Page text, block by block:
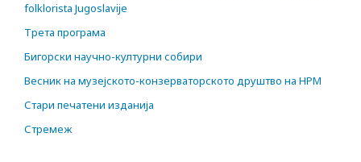
folklorista Jugoslavije
Трета програма
Бигорски научно-културни собири
Весник на музејското-конзерваторското друштво на НРМ
Стари печатени изданија
Стремеж